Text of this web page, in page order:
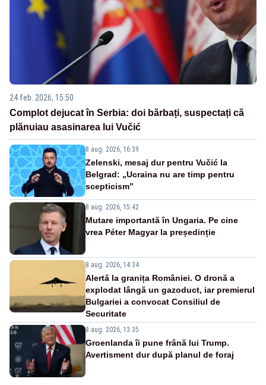
24 feb. 2026, 15:50
Complot dejucat în Serbia: doi bărbați, suspectați că
plănuiau asasinarea lui Vučić
8 aug. 2026, 16:39
Zelenski, mesaj dur pentru Vučić la
Belgrad: „Ucraina nu are timp pentru
scepticism”
8 aug. 2026, 15:42
Mutare importantă în Ungaria. Pe cine
vrea Péter Magyar la președinție
8 aug. 2026, 14:34
Alertă la granița României. O dronă a
explodat lângă un gazoduct, iar premierul
Bulgariei a convocat Consiliul de
Securitate
8 aug. 2026, 13:35
Groenlanda îi pune frână lui Trump.
Avertisment dur după planul de foraj